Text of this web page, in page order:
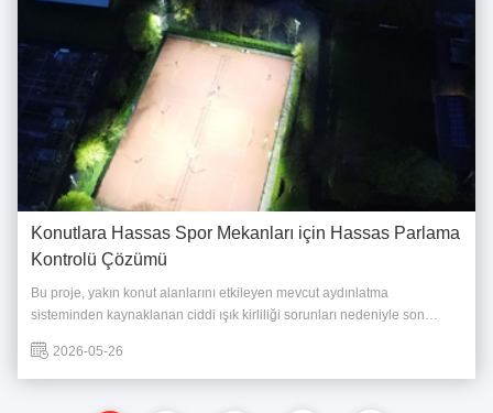
Konutlara Hassas Spor Mekanları için Hassas Parlama
Kontrolü Çözümü
Bu proje, yakın konut alanlarını etkileyen mevcut aydınlatma
sisteminden kaynaklanan ciddi ışık kirliliği sorunları nedeniyle son
en büyük zorluğu, mekanın on metre uzağında bulunan evlere ışık
girmesini ve görsel rahatsızlı...
2026-05-26